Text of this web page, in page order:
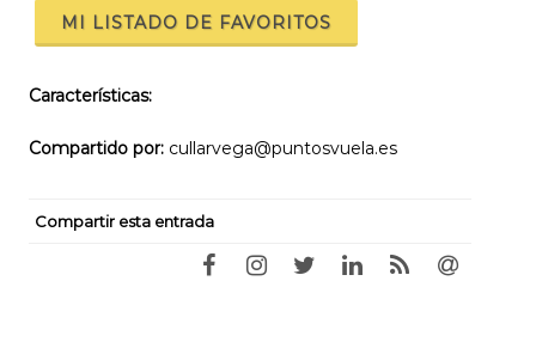
MI LISTADO DE FAVORITOS
Características:
Compartido por: cullarvega@puntosvuela.es
Compartir esta entrada